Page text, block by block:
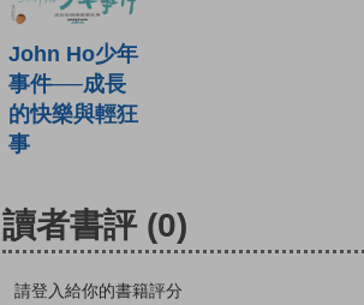
John Ho少年
事件──成長
的快樂與輕狂
事
讀者書評 (0)
請登入給你的書籍評分